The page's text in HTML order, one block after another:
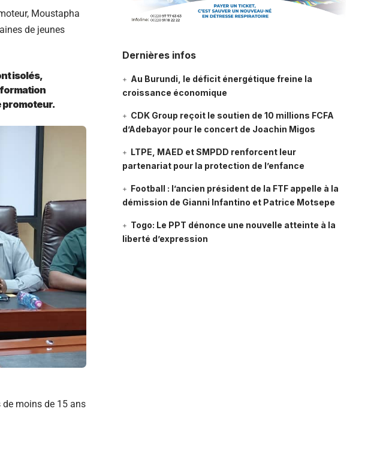
Moustapha
de jeunes
isolés,
formation
promoteur.
de moins de 15 ans
Dernières infos
Au Burundi, le déficit énergétique freine la
croissance économique
CDK Group reçoit le soutien de 10 millions FCFA
d’Adebayor pour le concert de Joachin Migos
LTPE, MAED et SMPDD renforcent leur
partenariat pour la protection de l’enfance
Football : l’ancien président de la FTF appelle à la
démission de Gianni Infantino et Patrice Motsepe
Togo: Le PPT dénonce une nouvelle atteinte à la
liberté d’expression